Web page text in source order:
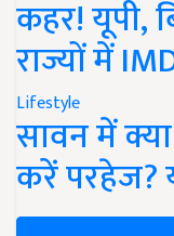
कहर! यूपी,
राज्यों में
Lifestyle
सावन में
करें परहेज?